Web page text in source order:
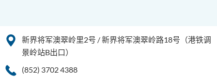
新界将军澳翠岭里2号 / 新界将军澳翠岭路18号（港铁调
景岭站B出口）
(852) 3702 4388